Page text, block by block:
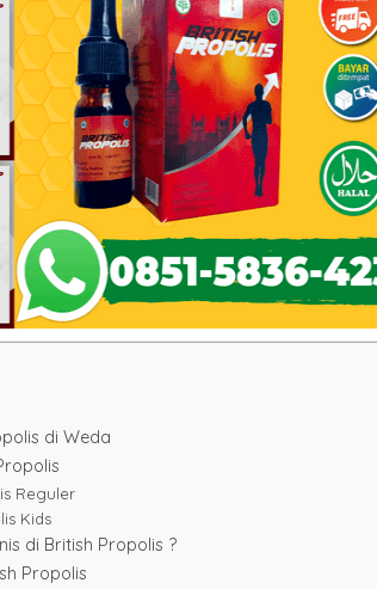
di Weda
Reguler
Kids
di British Propolis ?
Propolis